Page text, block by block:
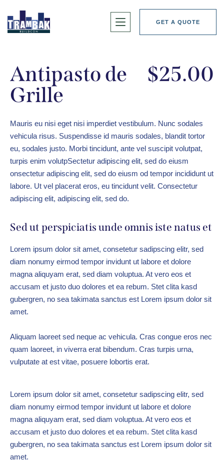
GET A QUOTE
Antipasto de
Grille
$25.00
Mauris eu nisi eget nisi imperdiet vestibulum. Nunc sodales
vehicula risus. Suspendisse id mauris sodales, blandit tortor
eu, sodales justo. Morbi tincidunt, ante vel suscipit volutpat,
turpis enim volutpSectetur adipiscing elit, sed do eiusm
onsectetur adipiscing elit, sed do eiusm od tempor incididunt ut
labore. Ut vel placerat eros, eu tincidunt velit. Consectetur
adipiscing elit, adipiscing elit, sed do.
Sed ut perspiciatis unde omnis iste natus et
Lorem ipsum dolor sit amet, consetetur sadipscing elitr, sed
diam nonumy eirmod tempor invidunt ut labore et dolore
magna aliquyam erat, sed diam voluptua. At vero eos et
accusam et justo duo dolores et ea rebum. Stet clita kasd
gubergren, no sea takimata sanctus est Lorem ipsum dolor sit
amet.
Aliquam laoreet sed neque ac vehicula. Cras congue eros nec
quam laoreet, in viverra erat bibendum. Cras turpis urna,
vulputate at est vitae, posuere lobortis erat.
Lorem ipsum dolor sit amet, consetetur sadipscing elitr, sed
diam nonumy eirmod tempor invidunt ut labore et dolore
magna aliquyam erat, sed diam voluptua. At vero eos et
accusam et justo duo dolores et ea rebum. Stet clita kasd
gubergren, no sea takimata sanctus est Lorem ipsum dolor sit
amet.